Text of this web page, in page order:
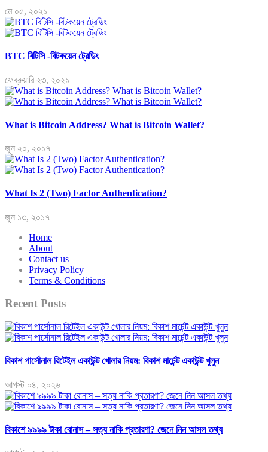
মে ০৫, ২০২১
BTC বিটিসি -বিটকয়েন ট্রেডিং
ফেব্রুয়ারি ২৩, ২০২১
What is Bitcoin Address? What is Bitcoin Wallet?
জুন ২০, ২০১৭
What Is 2 (Two) Factor Authentication?
জুন ১৩, ২০১৭
Home
About
Contact us
Privacy Policy
Terms & Conditions
Recent Posts
বিকাশ পার্সোনাল রিটেইল একাউন্ট খোলার নিয়ম: বিকাশ মার্চেন্ট একাউন্ট খুলুন
আগস্ট ০৪, ২০২৬
বিকাশে ৯৯৯৯ টাকা বোনাস – সত্য নাকি প্রতারণা? জেনে নিন আসল তথ্য